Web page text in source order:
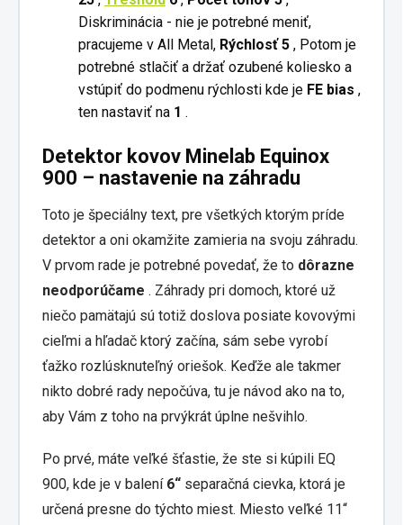
Diskriminácia - nie je potrebné meniť,
pracujeme v All Metal, Rýchlosť 5 , Potom je
potrebné stlačiť a držať ozubené koliesko a
vstúpiť do podmenu rýchlosti kde je FE bias ,
ten nastaviť na 1 .
Detektor kovov Minelab Equinox
900 – nastavenie na záhradu
Toto je špeciálny text, pre všetkých ktorým príde
detektor a oni okamžite zamieria na svoju záhradu.
V prvom rade je potrebné povedať, že to dôrazne
neodporúčame . Záhrady pri domoch, ktoré už
niečo pamätajú sú totiž doslova posiate kovovými
cieľmi a hľadač ktorý začína, sám sebe vyrobí
ťažko rozlúsknuteľný oriešok. Keďže ale takmer
nikto dobré rady nepočúva, tu je návod ako na to,
aby Vám z toho na prvýkrát úplne nešvihlo.
Po prvé, máte veľké šťastie, že ste si kúpili EQ
900, kde je v balení 6“ separačná cievka, ktorá je
určená presne do týchto miest. Miesto veľké 11“